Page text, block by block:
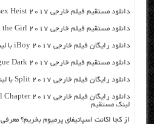
دانلود مستقیم فیلم خارجی Essex Heist 2017 از سرور سایت
دانلود مستقیم فیلم خارجی Get the Girl 2017 از سرور سایت
دانلود رایگان فیلم خارجی iBoy 2017 با لینک مستقیم
دانلود مستقیم فیلم خارجی Justice League Dark 2017 از سرور سایت
دانلود رایگان فیلم خارجی Split 2017 با لینک مستقیم
لینک مستقیم
از کجا اکانت اسپاتیفای پرمیوم بخریم؟ معرفی ۴ فروشگاه معتبر ایرانی